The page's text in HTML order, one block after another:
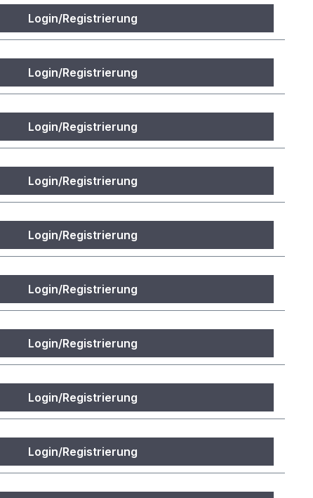
Login/Registrierung
Login/Registrierung
Login/Registrierung
Login/Registrierung
Login/Registrierung
Login/Registrierung
Login/Registrierung
Login/Registrierung
Login/Registrierung